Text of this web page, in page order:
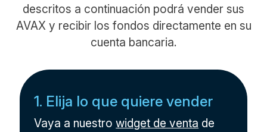
descritos a continuación podrá vender sus
AVAX y recibir los fondos directamente en su
cuenta bancaria.
1. Elija lo que quiere vender
Vaya a nuestrowidget de venta de